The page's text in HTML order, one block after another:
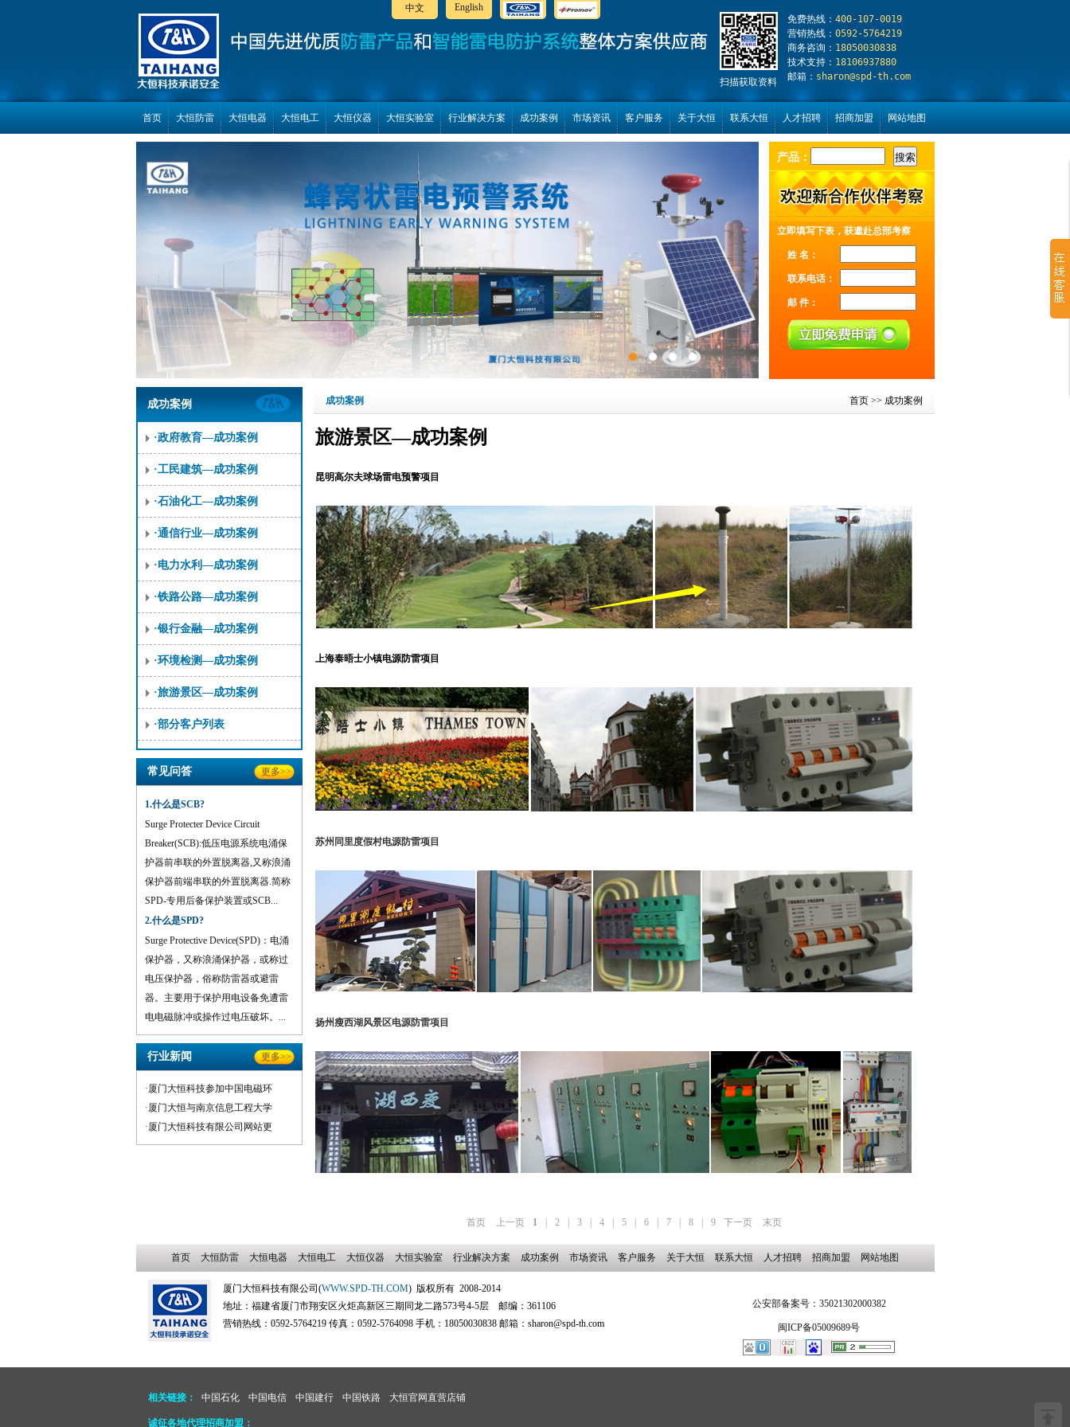
中文 English
扫描获取资料
免费热线： 400-107-0019
营销热线： 0592-5764219
商务咨询： 18050030838
技术支持： 18106937880
邮箱： sharon@spd-th.com
首页 大恒防雷 大恒电器 大恒电工 大恒仪器 大恒实验室 行业解决方案 成功案例 市场资讯 客户服务 关于大恒 联系大恒 人才招聘 招商加盟 网站地图
产品：
立即填写下表，获邀赴总部考察
姓 名：
联系电话：
邮 件：
成功案例
·政府教育—成功案例
·工民建筑—成功案例
·石油化工—成功案例
·通信行业—成功案例
·电力水利—成功案例
·铁路公路—成功案例
·银行金融—成功案例
·环境检测—成功案例
·旅游景区—成功案例
·部分客户列表
常见问答 更多>>
1.什么是SCB?
Surge Protecter Device Circuit
Breaker(SCB):低压电源系统电涌保
护器前串联的外置脱离器,又称浪涌
保护器前端串联的外置脱离器.简称
SPD-专用后备保护装置或SCB...
2.什么是SPD?
Surge Protective Device(SPD)：电涌
保护器，又称浪涌保护器，或称过
电压保护器，俗称防雷器或避雷
器。主要用于保护用电设备免遭雷
电电磁脉冲或操作过电压破坏。...
行业新闻 更多>>
·厦门大恒科技参加中国电磁环
·厦门大恒与南京信息工程大学
·厦门大恒科技有限公司网站更
成功案例 首页>> 成功案例
旅游景区—成功案例
昆明高尔夫球场雷电预警项目
上海泰晤士小镇电源防雷项目
苏州同里度假村电源防雷项目
扬州瘦西湖风景区电源防雷项目
首页 上一页 1 2 3 4 5 6 7 8 9 下一页 末页
首页 大恒防雷 大恒电器 大恒电工 大恒仪器 大恒实验室 行业解决方案 成功案例 市场资讯 客户服务 关于大恒 联系大恒 人才招聘 招商加盟 网站地图
厦门大恒科技有限公司(WWW.SPD-TH.COM) 版权所有 2008-2014
地址：福建省厦门市翔安区火炬高新区三期同龙二路573号4-5层 邮编：361106
营销热线：0592-5764219 传真：0592-5764098 手机：18050030838 邮箱：sharon@spd-th.com
公安部备案号：35021302000382
闽ICP备05009689号
相关链接： 中国石化 中国电信 中国建行 中国铁路 大恒官网直营店铺
诚征各地代理招商加盟：